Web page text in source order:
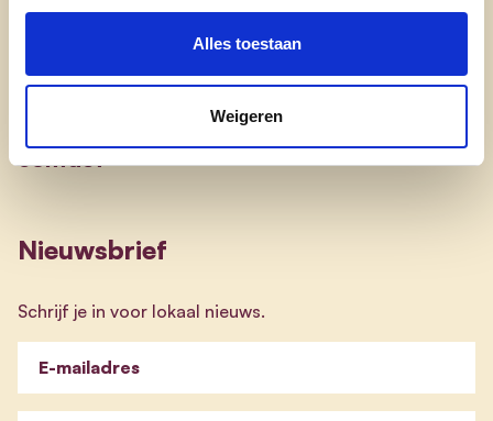
Alles toestaan
Weigeren
Engagement
onze afdelingen
contact
Nieuwsbrief
Schrijf je in voor lokaal nieuws.
E-mailadres